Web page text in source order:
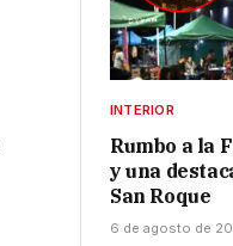
INTERIOR
Rumbo a la
y una
San Roque
6 de agosto de